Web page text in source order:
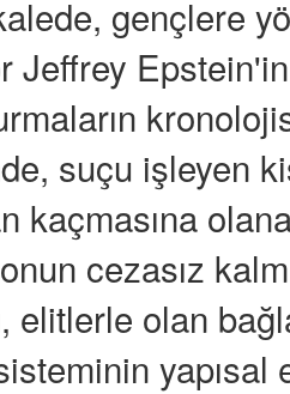
gençlere
Jeffrey Epstein'in
suçu işleyen
kaçmasına
cezasız
elitlerle olan
yapısal